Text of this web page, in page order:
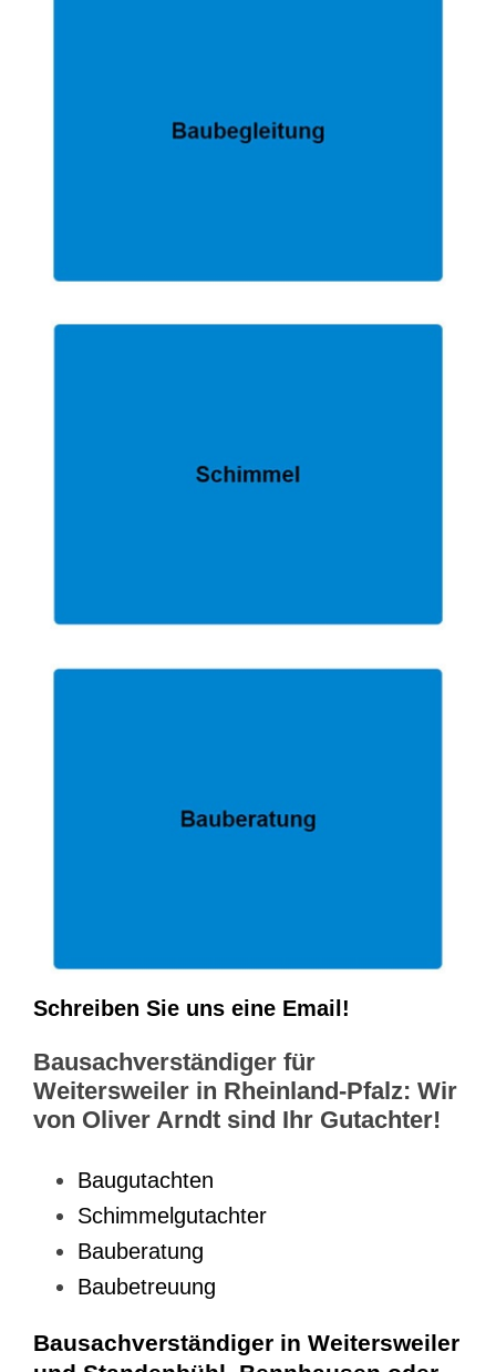
Schreiben Sie uns eine Email!
Bausachverständiger für
Weitersweiler in Rheinland-Pfalz: Wir
von Oliver Arndt sind Ihr Gutachter!
Baugutachten
Schimmelgutachter
Bauberatung
Baubetreuung
Bausachverständiger in Weitersweiler